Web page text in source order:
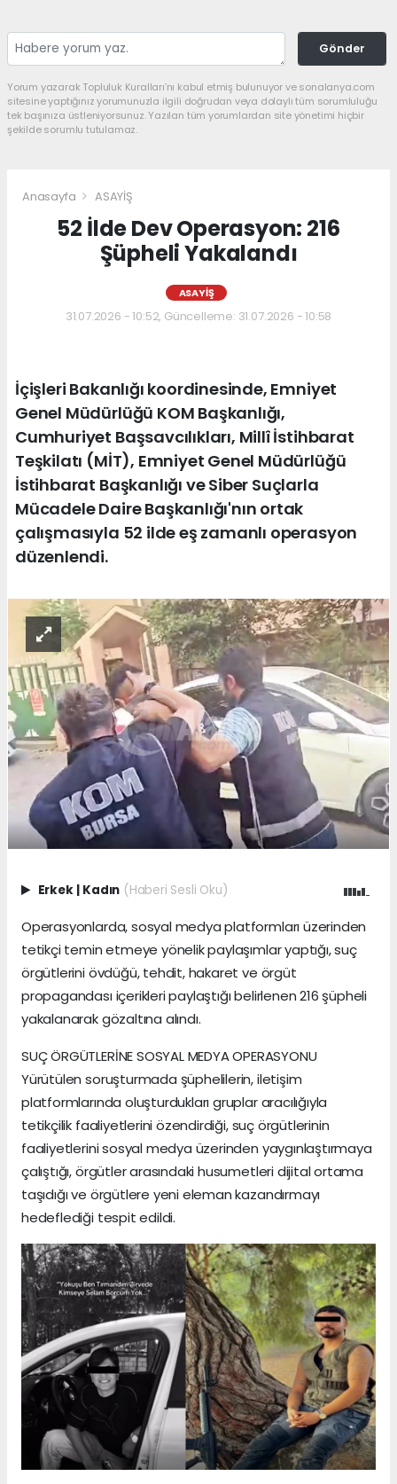
Gönder
Yorum yazarak Topluluk Kuralları’nı kabul etmiş bulunuyor ve sonalanya.com
sitesine yaptığınız yorumunuzla ilgili doğrudan veya dolaylı tüm sorumluluğu
tek başınıza üstleniyorsunuz. Yazılan tüm yorumlardan site yönetimi hiçbir
şekilde sorumlu tutulamaz.
Anasayfa ASAYİŞ
52 İlde Dev Operasyon: 216
Şüpheli Yakalandı
ASAYİŞ
31.07.2026 - 10:52, Güncelleme: 31.07.2026 - 10:58
İçişleri Bakanlığı koordinesinde, Emniyet
Genel Müdürlüğü KOM Başkanlığı,
Cumhuriyet Başsavcılıkları, Millî İstihbarat
Teşkilatı (MİT), Emniyet Genel Müdürlüğü
İstihbarat Başkanlığı ve Siber Suçlarla
Mücadele Daire Başkanlığı'nın ortak
çalışmasıyla 52 ilde eş zamanlı operasyon
düzenlendi.
Erkek Kadın (Haberi Sesli Oku)
Operasyonlarda, sosyal medya platformları üzerinden
tetikçi temin etmeye yönelik paylaşımlar yaptığı, suç
örgütlerini övdüğü, tehdit, hakaret ve örgüt
propagandası içerikleri paylaştığı belirlenen 216 şüpheli
yakalanarak gözaltına alındı.
SUÇ ÖRGÜTLERİNE SOSYAL MEDYA OPERASYONU
Yürütülen soruşturmada şüphelilerin, iletişim
platformlarında oluşturdukları gruplar aracılığıyla
tetikçilik faaliyetlerini özendirdiği, suç örgütlerinin
faaliyetlerini sosyal medya üzerinden yaygınlaştırmaya
çalıştığı, örgütler arasındaki husumetleri dijital ortama
taşıdığı ve örgütlere yeni eleman kazandırmayı
hedeflediği tespit edildi.